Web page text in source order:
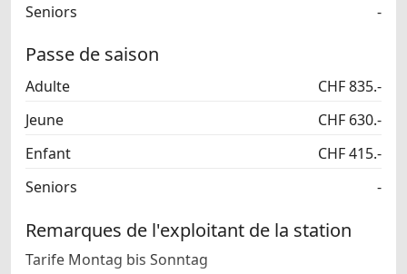
Seniors
-
Passe de saison
Adulte
CHF 835.-
Jeune
CHF 630.-
Enfant
CHF 415.-
Seniors
-
Remarques de l'exploitant de la station
Tarife Montag bis Sonntag